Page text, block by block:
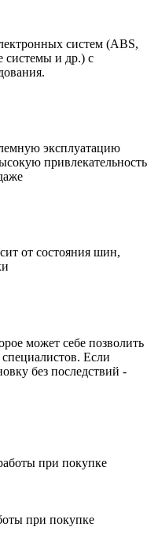
систем (ABS,
и др.) с
эксплуатацию
привлекательность
от состояния шин,
может себе позволить
Если
без последствий -
при покупке